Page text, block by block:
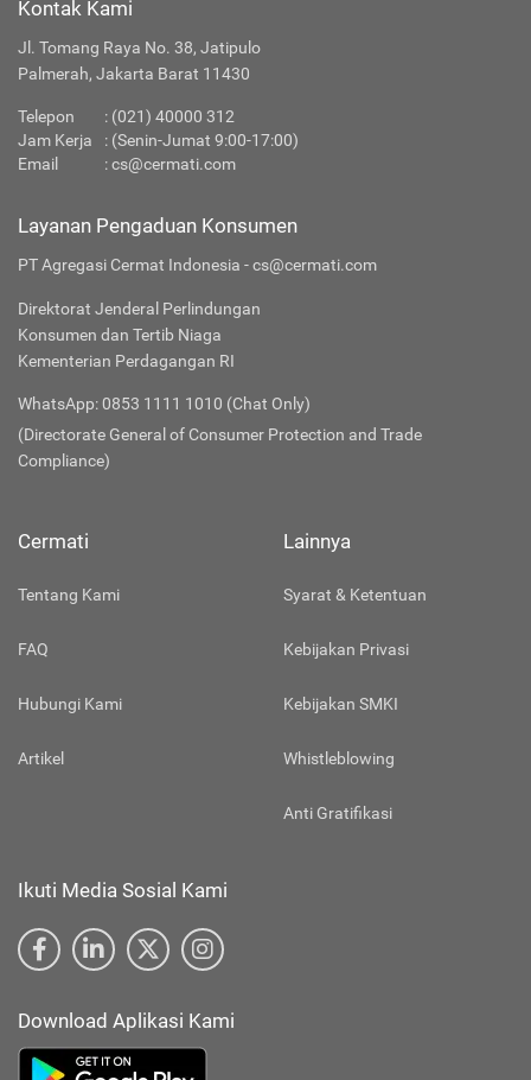
Kontak Kami
Jl. Tomang Raya No. 38, Jatipulo
Palmerah, Jakarta Barat 11430
Telepon : (021) 40000 312
Jam Kerja
: (Senin-Jumat 9:00-17:00)
Email
:cs@cermati.com
Layanan Pengaduan Konsumen
PT Agregasi Cermat Indonesia - cs@cermati.com
Direktorat Jenderal Perlindungan
Konsumen dan Tertib Niaga
Kementerian Perdagangan RI
WhatsApp: 0853 1111 1010 (Chat Only)
(Directorate General of Consumer Protection and Trade
Compliance)
Cermati
Tentang Kami
FAQ
Hubungi Kami
Artikel
Lainnya
Syarat & Ketentuan
Kebijakan Privasi
Kebijakan SMKI
Whistleblowing
Anti Gratifikasi
Ikuti Media Sosial Kami
Download Aplikasi Kami